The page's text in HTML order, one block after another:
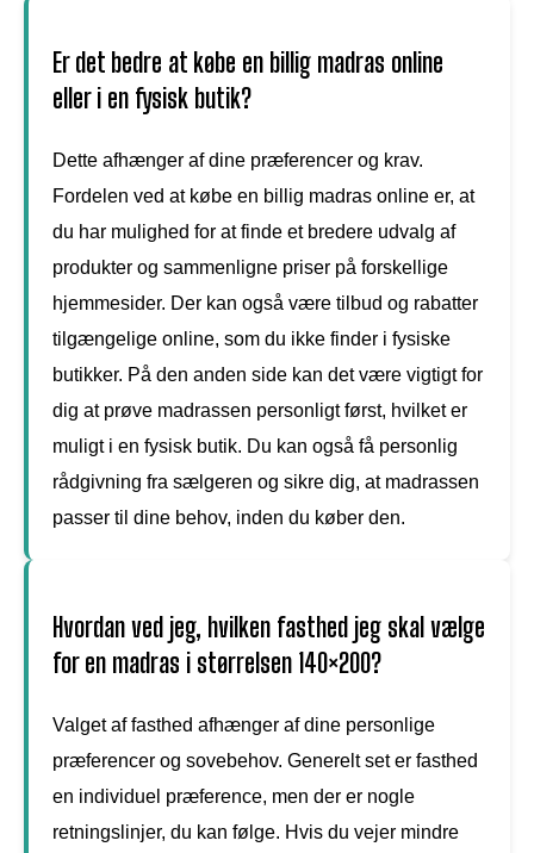
Er det bedre at købe en billig madras online
eller i en fysisk butik?
Dette afhænger af dine præferencer og krav.
Fordelen ved at købe en billig madras online er, at
du har mulighed for at finde et bredere udvalg af
produkter og sammenligne priser på forskellige
hjemmesider. Der kan også være tilbud og rabatter
tilgængelige online, som du ikke finder i fysiske
butikker. På den anden side kan det være vigtigt for
dig at prøve madrassen personligt først, hvilket er
muligt i en fysisk butik. Du kan også få personlig
rådgivning fra sælgeren og sikre dig, at madrassen
passer til dine behov, inden du køber den.
Hvordan ved jeg, hvilken fasthed jeg skal vælge
for en madras i størrelsen 140×200?
Valget af fasthed afhænger af dine personlige
præferencer og sovebehov. Generelt set er fasthed
en individuel præference, men der er nogle
retningslinjer, du kan følge. Hvis du vejer mindre